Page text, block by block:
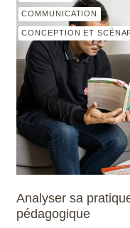
COMMUNICATION
CONCEPTION ET
Analyser sa
pédagogique